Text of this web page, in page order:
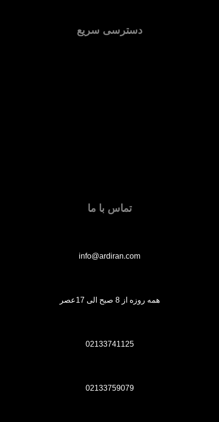
دسترسی سریع
تماس با ما
info@ardiran.com
همه روزه از 8 صبح الی 17عصر
02133741125
02133759079